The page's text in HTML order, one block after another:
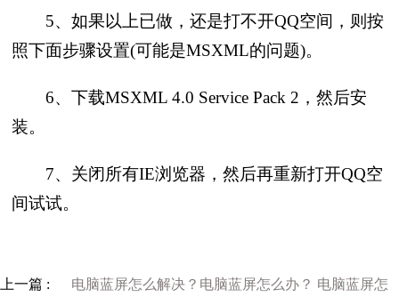
5、如果以上已做，还是打不开QQ空间，则按
照下面步骤设置(可能是MSXML的问题)。
6、下载MSXML 4.0 Service Pack 2，然后安
装。
7、关闭所有IE浏览器，然后再重新打开QQ空
间试试。
上一篇 :
电脑蓝屏怎么解决？电脑蓝屏怎么办？ 电脑蓝屏怎